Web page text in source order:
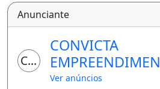
- Cômodos: Área de
Banheiro, Quarto, Sala,
- Proximidades: Bares e
Farmácia, Shopping
Anunciante
CM
CONVICTA
IMOBILIARIOS
Ver anúncios